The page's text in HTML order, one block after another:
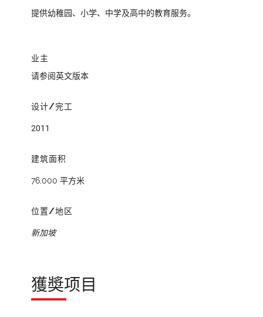
提供幼稚园、小学、中学及高中的教育服务。
业主
请参阅英文版本
设计/完工
2011
建筑面积
76,000 平方米
位置/地区
新加坡
獲奬项目